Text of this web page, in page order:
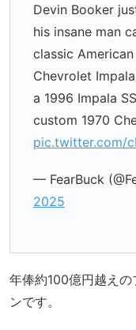
Devin Booker
his insane man
classic
Chevrolet
a 1996 Impala
custom 1970
pic.twitter.com/
— FearBuck
2025
年俸約100億円越え
ンです。